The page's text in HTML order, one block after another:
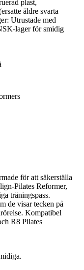
plast,
äldre svarta
Utrustade med
lager för smidig
för att säkerställa
Pilates Reformer,
träningspass.
de visar tecken på
Kompatibel
R8 Pilates